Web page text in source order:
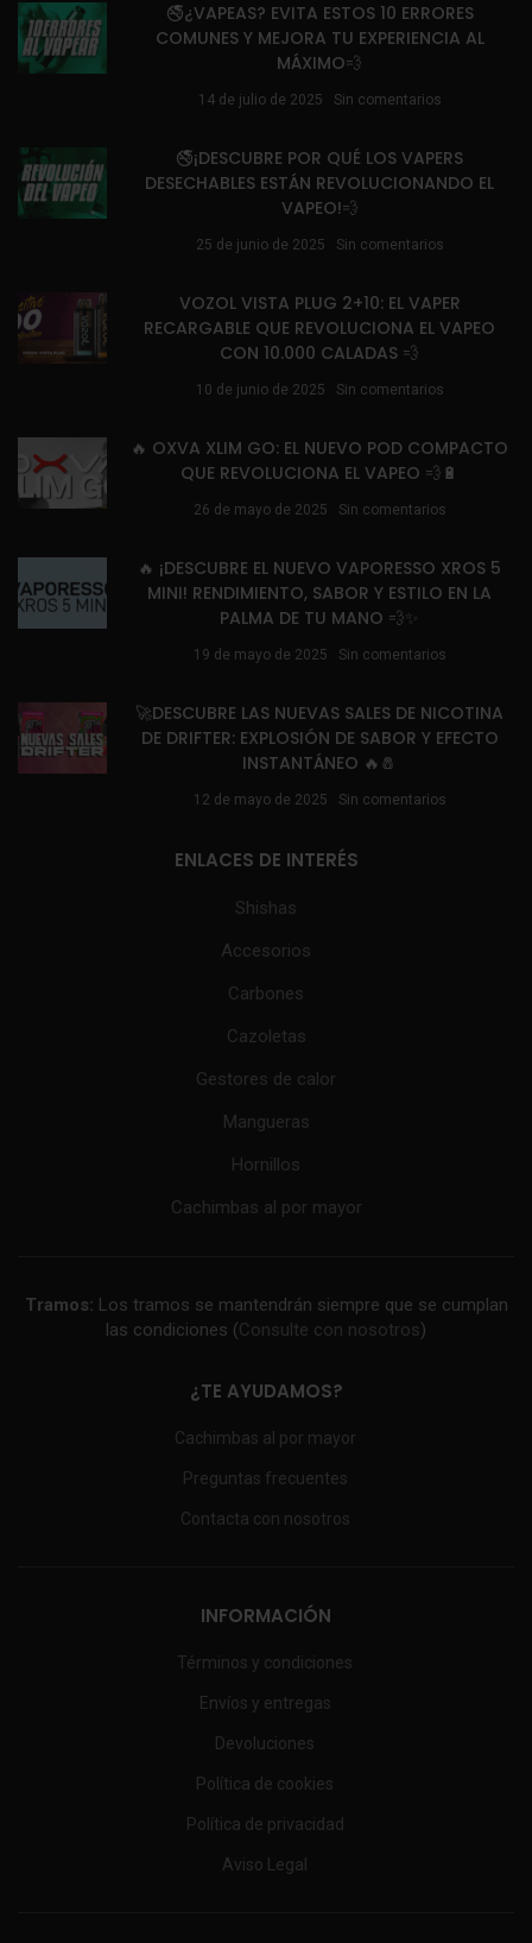
🚭¿VAPEAS? EVITA ESTOS 10 ERRORES
COMUNES Y MEJORA TU EXPERIENCIA AL
MÁXIMO💨
14 de julio de 2025 Sin comentarios
🚭¡DESCUBRE POR QUÉ LOS VAPERS
DESECHABLES ESTÁN REVOLUCIONANDO EL
VAPEO!💨
25 de junio de 2025 Sin comentarios
VOZOL VISTA PLUG 2+10: EL VAPER
RECARGABLE QUE REVOLUCIONA EL VAPEO
CON 10.000 CALADAS 💨
10 de junio de 2025 Sin comentarios
🔥 OXVA XLIM GO: EL NUEVO POD COMPACTO
QUE REVOLUCIONA EL VAPEO 💨🔋
26 de mayo de 2025 Sin comentarios
🔥 ¡DESCUBRE EL NUEVO VAPORESSO XROS 5
MINI! RENDIMIENTO, SABOR Y ESTILO EN LA
PALMA DE TU MANO 💨✨
19 de mayo de 2025 Sin comentarios
🚀DESCUBRE LAS NUEVAS SALES DE NICOTINA
DE DRIFTER: EXPLOSIÓN DE SABOR Y EFECTO
INSTANTÁNEO 🔥🧂
12 de mayo de 2025 Sin comentarios
ENLACES DE INTERÉS
Shishas
Accesorios
Carbones
Cazoletas
Gestores de calor
Mangueras
Hornillos
Cachimbas al por mayor
Tramos: Los tramos se mantendrán siempre que se cumplan
las condiciones (Consulte con nosotros)
¿TE AYUDAMOS?
Cachimbas al por mayor
Preguntas frecuentes
Contacta con nosotros
INFORMACIÓN
Términos y condiciones
Envíos y entregas
Devoluciones
Política de cookies
Política de privacidad
Aviso Legal